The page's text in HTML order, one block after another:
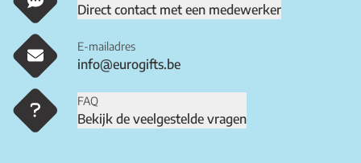
Direct contact met een medewerker
E-mailadres
info@eurogifts.be
FAQ
Bekijk de veelgestelde vragen